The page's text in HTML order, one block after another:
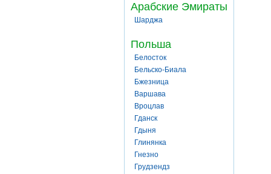
Арабские Эмираты
Шарджа
Польша
Белосток
Бельско-Биала
Бжезница
Варшава
Вроцлав
Гданск
Гдыня
Глинянка
Гнезно
Грудзендз